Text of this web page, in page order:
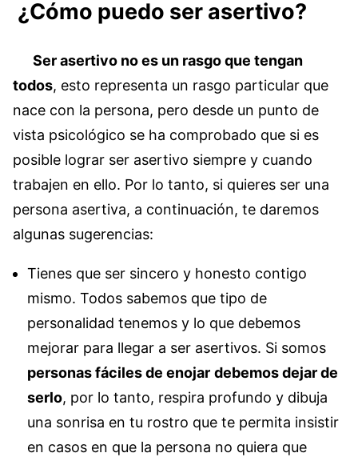
¿Cómo puedo ser asertivo?
Ser asertivo no es un rasgo que tengan
todos, esto representa un rasgo particular que
nace con la persona, pero desde un punto de
vista psicológico se ha comprobado que si es
posible lograr ser asertivo siempre y cuando
trabajen en ello. Por lo tanto, si quieres ser una
persona asertiva, a continuación, te daremos
algunas sugerencias:
Tienes que ser sincero y honesto contigo
mismo. Todos sabemos que tipo de
personalidad tenemos y lo que debemos
mejorar para llegar a ser asertivos. Si somos
personas fáciles de enojar debemos dejar de
serlo, por lo tanto, respira profundo y dibuja
una sonrisa en tu rostro que te permita insistir
en casos en que la persona no quiera que